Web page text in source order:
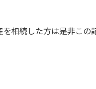
を相続した方は是非この